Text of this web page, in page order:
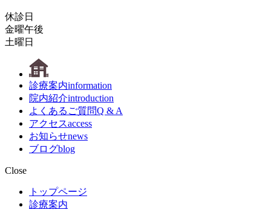
休診日
金曜午後
土曜日
診療案内information
院内紹介introduction
よくあるご質問Q & A
アクセスaccess
お知らせnews
ブログblog
Close
トップページ
診療案内